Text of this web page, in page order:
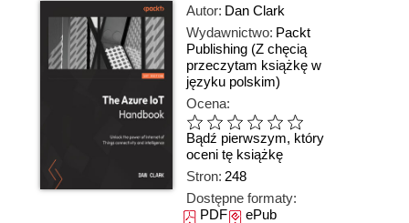
Autor: Dan Clark
Wydawnictwo: Packt
Publishing (Z chęcią
przeczytam książkę w
języku polskim)
Ocena:
Bądź pierwszym, który
oceni tę książkę
Stron: 248
Dostępne formaty:
PDFePub